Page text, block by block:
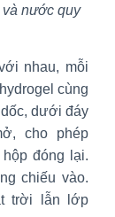
và nước quy
nhau, mỗi
cùng
dưới đáy
cho phép
đóng lại.
chiếu vào.
trời lẫn lớp